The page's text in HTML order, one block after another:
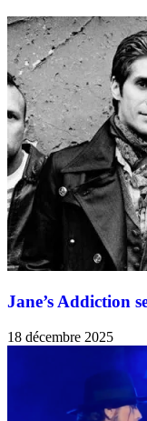
Jane’s Addiction
18 décembre 2025